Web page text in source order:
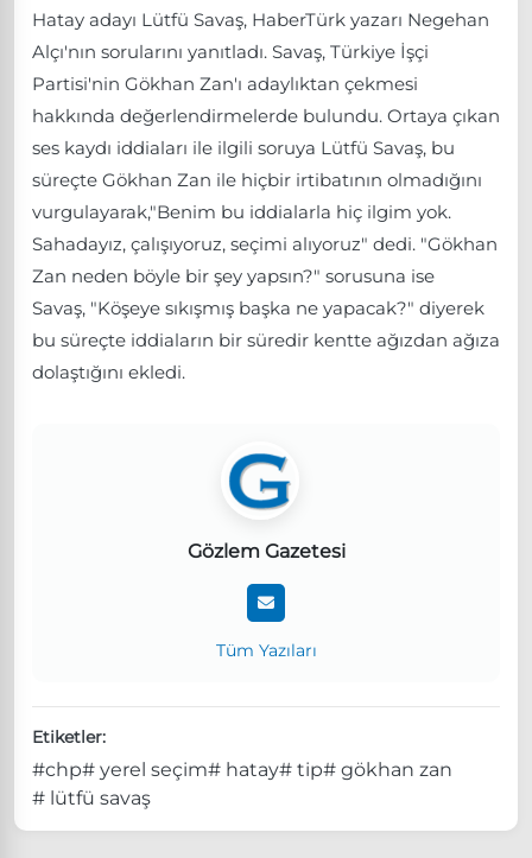
Hatay adayı Lütfü Savaş, HaberTürk yazarı Negehan
Alçı'nın sorularını yanıtladı. Savaş, Türkiye İşçi
Partisi'nin Gökhan Zan'ı adaylıktan çekmesi
hakkında değerlendirmelerde bulundu. Ortaya çıkan
ses kaydı iddiaları ile ilgili soruya Lütfü Savaş, bu
süreçte Gökhan Zan ile hiçbir irtibatının olmadığını
vurgulayarak,"Benim bu iddialarla hiç ilgim yok.
Sahadayız, çalışıyoruz, seçimi alıyoruz" dedi. "Gökhan
Zan neden böyle bir şey yapsın?" sorusuna ise
Savaş, "Köşeye sıkışmış başka ne yapacak?" diyerek
bu süreçte iddiaların bir süredir kentte ağızdan ağıza
dolaştığını ekledi.
Gözlem Gazetesi
Tüm Yazıları
Etiketler:
#chp# yerel seçim# hatay# tip# gökhan zan
# lütfü savaş